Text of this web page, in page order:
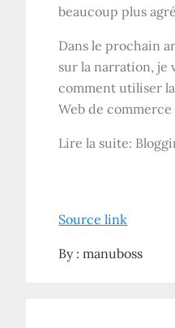
beaucoup plus
Dans le prochain
sur la narration, je
comment utiliser
Web de
Lire la suite:
Source link
By :manuboss